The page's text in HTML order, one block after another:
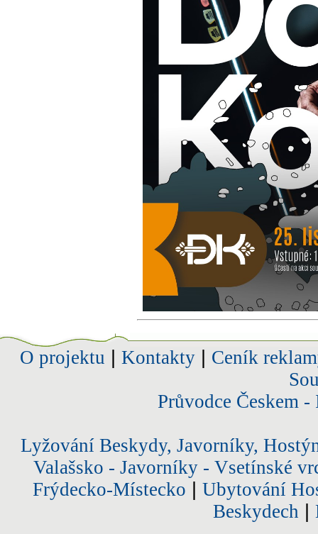
O projektu Kontakty| Ceník
Průvodce Českem
Lyžování Beskydy, Javorníky,
Valašsko - Javorníky - Vsetínské
Frýdecko-Místecko
Ubytování
Beskydech